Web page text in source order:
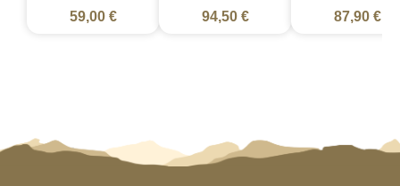
59,00 € 94,50 € 87,90 €